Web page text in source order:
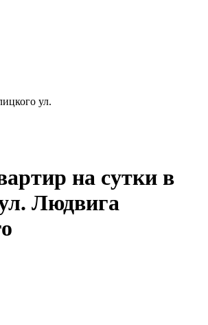
ул.
на сутки в
Людвига